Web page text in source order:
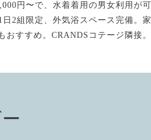
円〜で、水着着用の男女利用が可
2組限定、外気浴スペース完備。家
おすすめ。CRANDSコテージ隣接。